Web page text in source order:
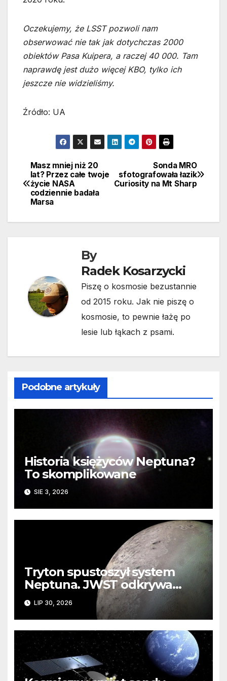
Oczekujemy, że LSST pozwoli nam
obserwować nie tak jak dotychczas 2000
obiektów Pasa Kuipera, a raczej 40 000. Tam
naprawdę jest dużo więcej KBO, tylko ich
jeszcze nie widzieliśmy.
Źródło: UA
Nawigacja
wpisu
Sonda MRO
sfotografowała łazik
Curiosity na Mt Sharp
Masz mniej niż 20
lat? Przez całe twoje
życie NASA
codziennie badała
Marsa
By
Radek Kosarzycki
Piszę o kosmosie bezustannie
od 2015 roku. Jak nie piszę o
kosmosie, to pewnie łażę po
lesie lub łąkach z psami.
Podobne artykuły
Historia księżyców Neptuna?
To skomplikowane
SIE 3, 2026
Tryton spustoszył system
Neptuna. JWST odkrywa
ślady kosmicznej katastrofy i
zaginionego lodu
LIP 30, 2026